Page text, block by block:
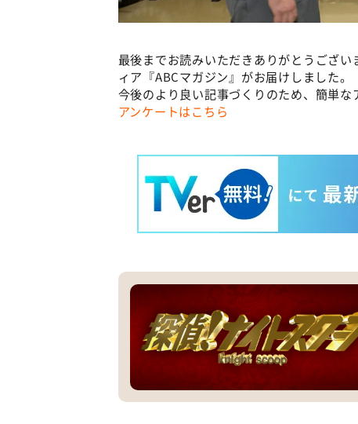
最後までお読みいただきありがとうござ
ィア『ABCマガジン』がお届けしました。
今後のより良い記事づくりのため、簡単な
アンケートはこちら